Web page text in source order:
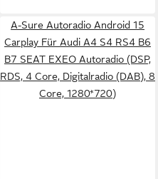
A-Sure Autoradio Android 15
Carplay Für Audi A4 S4 RS4 B6
B7 SEAT EXEO Autoradio (DSP,
RDS, 4 Core, Digitalradio (DAB), 8
Core, 1280*720)